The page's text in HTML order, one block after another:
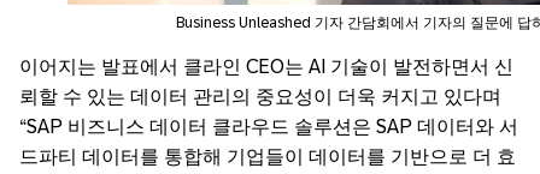
Business Unleashed 기자 간담회에서 기자의 질문에 답
이어지는 발표에서 클라인 CEO는 AI 기술이 발전하면서 신
뢰할 수 있는 데이터 관리의 중요성이 더욱 커지고 있다며
“SAP 비즈니스 데이터 클라우드 솔루션은 SAP 데이터와 서
드파티 데이터를 통합해 기업들이 데이터를 기반으로 더 효